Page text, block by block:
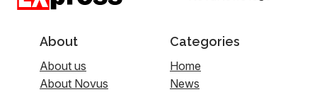
About
About us
About Novus
Categories
Home
News